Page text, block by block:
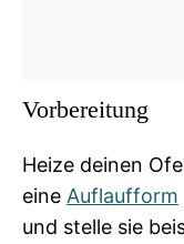
Vorbereitung
Heize deinen
eine Auflaufform
und stelle sie